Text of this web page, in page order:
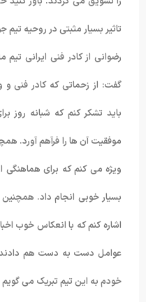
تاثیر بسیار مثبتی در روحیه تیم
رضوانی از کادر فنی ایرانی تیم
گفت: از زحماتی که کادر فنی
باید تشکر کنم که شبانه روز
موفقیت آن ها را فرآهم آورد.
ویژه می کنم که برای هماهنگی
بسیار خوبی انجام داد.
اشاره کنم که با انعکاس خوب
عوامل دست به دست هم دادند
خودم به این تیم تبریک می